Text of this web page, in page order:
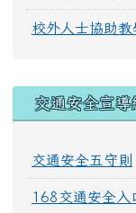
校外人士協助
交通安全宣導
交通安全五守則
168交通安全入